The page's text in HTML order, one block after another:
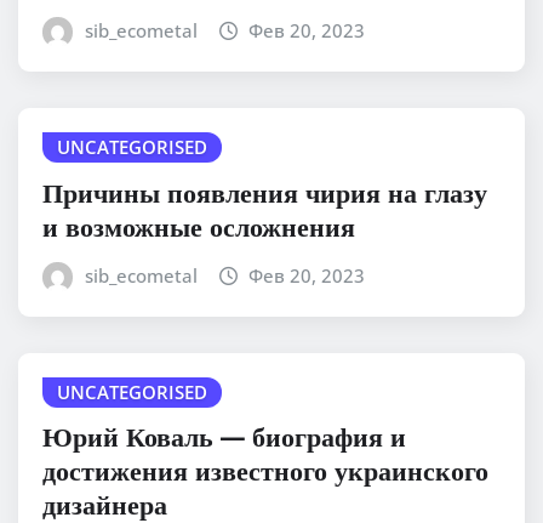
sib_ecometal Фев 20, 2023
UNCATEGORISED
Причины появления чирия на глазу
и возможные осложнения
sib_ecometal Фев 20, 2023
UNCATEGORISED
Юрий Коваль — биография и
достижения известного украинского
дизайнера